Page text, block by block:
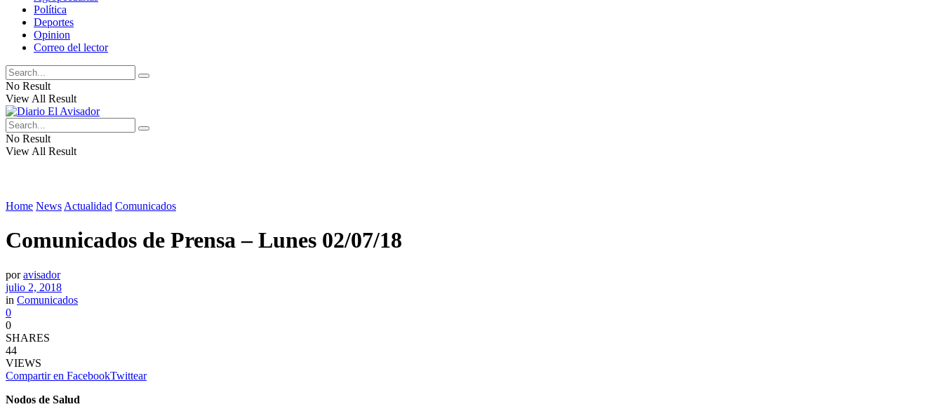
Política
Deportes
Opinion
Correo del lector
No Result
View All Result
No Result
View All Result
Home News Actualidad Comunicados
Comunicados de Prensa – Lunes 02/07/18
por avisador
julio 2, 2018
in Comunicados
0
0
SHARES
44
VIEWS
Compartir en FacebookTwittear
Nodos de Salud